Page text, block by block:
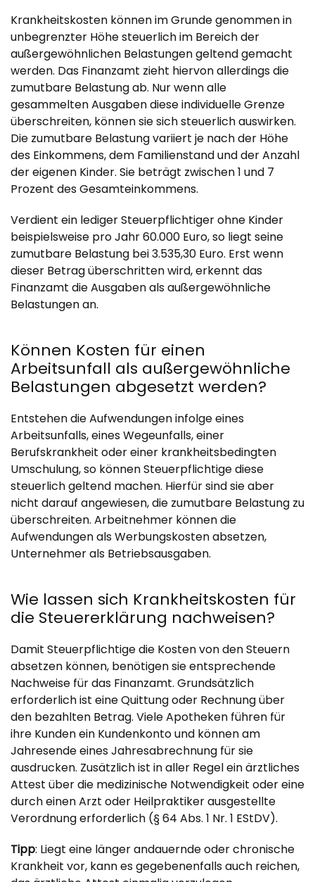
Krankheitskosten können im Grunde genommen in
unbegrenzter Höhe steuerlich im Bereich der
außergewöhnlichen Belastungen geltend gemacht
werden. Das Finanzamt zieht hiervon allerdings die
zumutbare Belastung ab. Nur wenn alle
gesammelten Ausgaben diese individuelle Grenze
überschreiten, können sie sich steuerlich auswirken.
Die zumutbare Belastung variiert je nach der Höhe
des Einkommens, dem Familienstand und der Anzahl
der eigenen Kinder. Sie beträgt zwischen 1 und 7
Prozent des Gesamteinkommens.
Verdient ein lediger Steuerpflichtiger ohne Kinder
beispielsweise pro Jahr 60.000 Euro, so liegt seine
zumutbare Belastung bei 3.535,30 Euro. Erst wenn
dieser Betrag überschritten wird, erkennt das
Finanzamt die Ausgaben als außergewöhnliche
Belastungen an.
Können Kosten für einen
Arbeitsunfall als außergewöhnliche
Belastungen abgesetzt werden?
Entstehen die Aufwendungen infolge eines
Arbeitsunfalls, eines Wegeunfalls, einer
Berufskrankheit oder einer krankheitsbedingten
Umschulung, so können Steuerpflichtige diese
steuerlich geltend machen. Hierfür sind sie aber
nicht darauf angewiesen, die zumutbare Belastung zu
überschreiten. Arbeitnehmer können die
Aufwendungen als Werbungskosten absetzen,
Unternehmer als Betriebsausgaben.
Wie lassen sich Krankheitskosten für
die Steuererklärung nachweisen?
Damit Steuerpflichtige die Kosten von den Steuern
absetzen können, benötigen sie entsprechende
Nachweise für das Finanzamt. Grundsätzlich
erforderlich ist eine Quittung oder Rechnung über
den bezahlten Betrag. Viele Apotheken führen für
ihre Kunden ein Kundenkonto und können am
Jahresende eines Jahresabrechnung für sie
ausdrucken. Zusätzlich ist in aller Regel ein ärztliches
Attest über die medizinische Notwendigkeit oder eine
durch einen Arzt oder Heilpraktiker ausgestellte
Verordnung erforderlich (§ 64 Abs. 1 Nr. 1 EStDV).
Tipp: Liegt eine länger andauernde oder chronische
Krankheit vor, kann es gegebenenfalls auch reichen,